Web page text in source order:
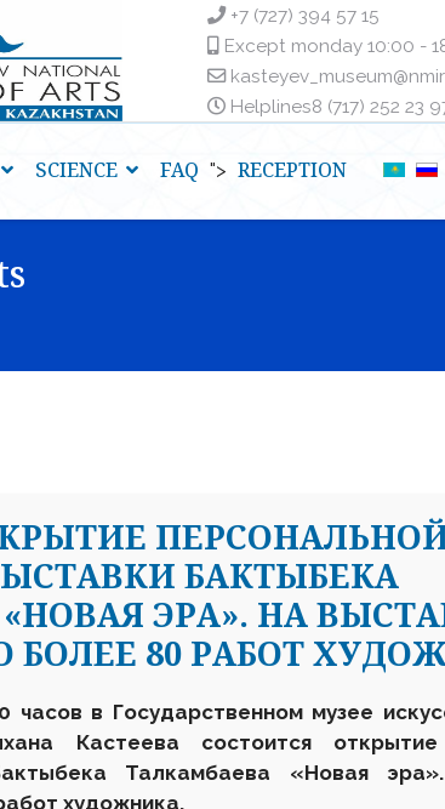
+7 (727) 394 57 15
Except monday 10:00 -
Helplinesㅤ8 (717) 252 23
SCIENCE FAQ "> RECEPTION
БАКТЫБЕКА
ЭРА». НА
БОЛЕЕ 80 РАБОТ
в Государственном музее
Кастеева состоится открытие
Талкамбаева «Новая
художника.